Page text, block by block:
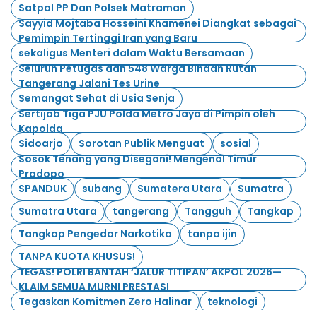
Satpol PP Dan Polsek Matraman
Sayyid Mojtaba Hosseini Khamenei Diangkat sebagai
Pemimpin Tertinggi Iran yang Baru
sekaligus Menteri dalam Waktu Bersamaan
Seluruh Petugas dan 548 Warga Binaan Rutan
Tangerang Jalani Tes Urine
Semangat Sehat di Usia Senja
Sertijab Tiga PJU Polda Metro Jaya di Pimpin oleh
Kapolda
Sidoarjo
Sorotan Publik Menguat
sosial
Sosok Tenang yang Disegani! Mengenal Timur
Pradopo
SPANDUK
subang Sumatera Utara
Sumatra
Sumatra Utara
tangerang Tangguh
Tangkap
Tangkap Pengedar Narkotika
tanpa ijin
TANPA KUOTA KHUSUS!
TEGAS! POLRI BANTAH ‘JALUR TITIPAN’ AKPOL 2026—
KLAIM SEMUA MURNI PRESTASI
Tegaskan Komitmen Zero Halinar
teknologi